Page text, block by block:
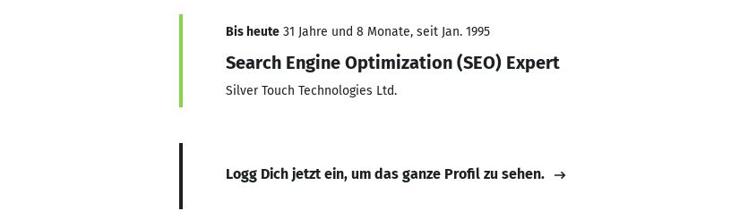
Bis heute 31 Jahre und 8 Monate, seit Jan. 1995
Search Engine Optimization (SEO) Expert
Silver Touch Technologies Ltd.
Logg Dich jetzt ein, um das ganze Profil zu sehen.